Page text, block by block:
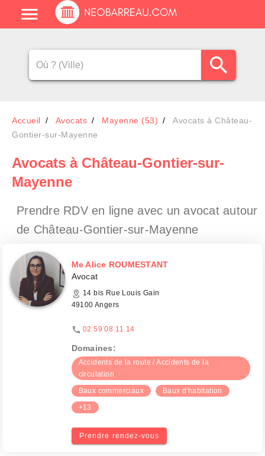
Accueil Avocats Mayenne (53)
Avocats à Château-
Gontier-sur-Mayenne
Avocats à Château-Gontier-sur-
Mayenne
Prendre RDV en ligne avec un avocat autour
de Château-Gontier-sur-Mayenne
Me Alice ROUMESTANT
Avocat
14 bis Rue Louis Gain
49100 Angers
02 59 08 11 14
Domaines:
Accidents de la route / Accidents de la
circulation
Baux commerciaux
Baux d'habitation
+13
Prendre rendez-vous